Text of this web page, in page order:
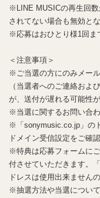
※LINE MUSICの再生回
されてない場合も無効とな
※応募はおひとり様1回ま
＜注意事項＞
※ご当選の方にのみメー
（当選者へのご連絡およ
が、送付が遅れる可能性
※当選に関するお問い合
※「sonymusic.co.jp」の
ドメイン受信設定をご確認
※特典は応募フォームに
付させていただきます。
ドレスは使用出来ません
※抽選方法や当選につい